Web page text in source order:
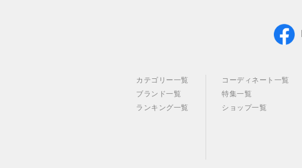
カテゴリー一覧
ブランド一覧
ランキング一覧
コーディネート一覧
特集一覧
ショップ一覧